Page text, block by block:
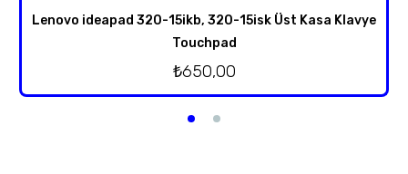
Lenovo ideapad 320-15ikb, 320-15isk Üst Kasa Klavye
Touchpad
₺650,00